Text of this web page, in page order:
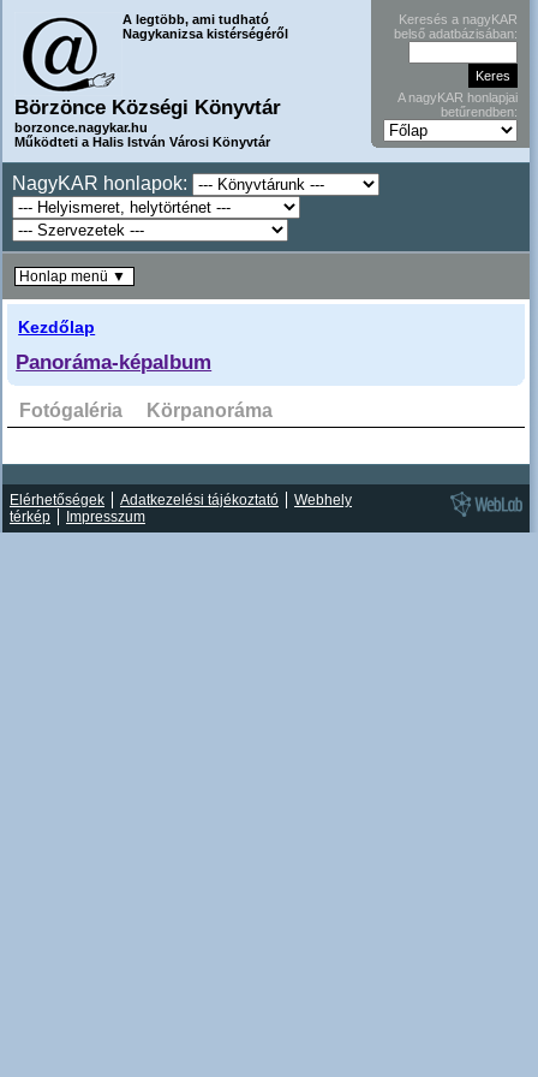
A legtöbb, ami tudható
Nagykanizsa kistérségéről
Börzönce Községi Könyvtár
borzonce.nagykar.hu
Működteti a Halis István Városi Könyvtár
Keresés a nagyKAR
belső adatbázisában:
A nagyKAR honlapjai
betűrendben:
NagyKAR honlapok:
Kezdőlap
Panoráma-képalbum
Fotógaléria Körpanoráma
Honlap menü ▼
Elérhetőségek Adatkezelési tájékoztató
Webhely
térkép
Impresszum